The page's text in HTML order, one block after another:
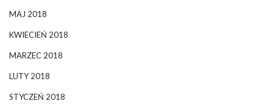
MAJ 2018
KWIECIEŃ 2018
MARZEC 2018
LUTY 2018
STYCZEŃ 2018